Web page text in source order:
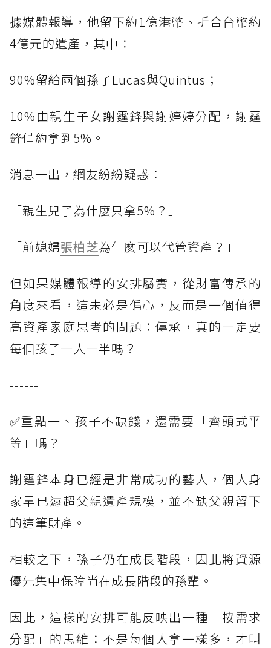
據媒體報導，他留下約1億港幣、折合台幣約
4億元的遺產，其中：
90%留給兩個孫子Lucas與Quintus；
10%由親生子女謝霆鋒與謝婷婷分配，謝霆
鋒僅約拿到5%。
消息一出，網友紛紛疑惑：
「親生兒子為什麼只拿5%？」
「前媳婦張柏芝為什麼可以代管資產？」
但如果媒體報導的安排屬實，從財富傳承的
角度來看，這未必是偏心，反而是一個值得
高資產家庭思考的問題：傳承，真的一定要
每個孩子一人一半嗎？
------
✅重點一、孩子不缺錢，還需要「齊頭式平
等」嗎？
謝霆鋒本身已經是非常成功的藝人，個人身
家早已遠超父親遺產規模，並不缺父親留下
的這筆財產。
相較之下，孫子仍在成長階段，因此將資源
優先集中保障尚在成長階段的孫輩。
因此，這樣的安排可能反映出一種「按需求
分配」的思維：不是每個人拿一樣多，才叫